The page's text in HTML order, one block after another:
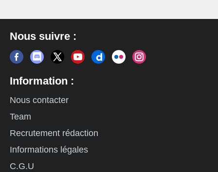
Nous suivre :
Information :
Nous contacter
Team
Recrutement rédaction
Informations légales
C.G.U